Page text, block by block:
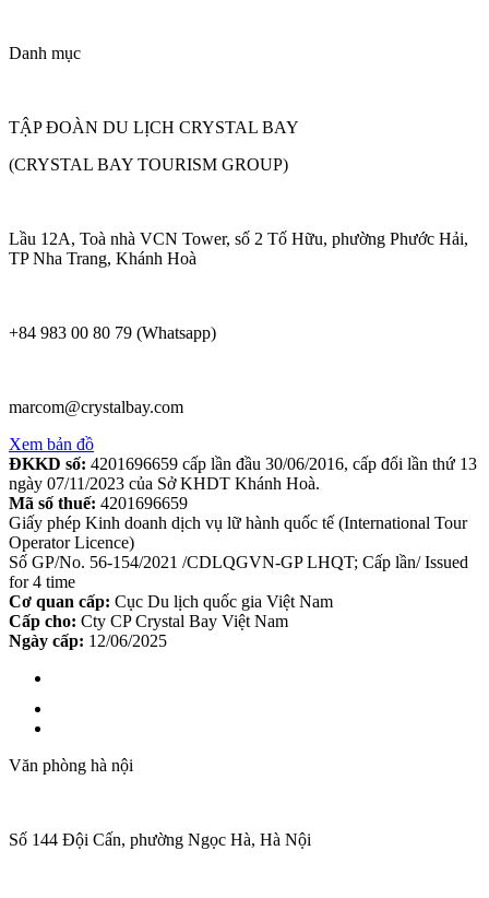
Danh mục
TẬP ĐOÀN DU LỊCH CRYSTAL BAY
(CRYSTAL BAY TOURISM GROUP)
Lầu 12A, Toà nhà VCN Tower, số 2 Tố Hữu, phường Phước Hải,
TP Nha Trang, Khánh Hoà
+84 983 00 80 79 (Whatsapp)
marcom@crystalbay.com
Xem bản đồ
ĐKKD số: 4201696659 cấp lần đầu 30/06/2016, cấp đổi lần thứ 13
ngày 07/11/2023 của Sở KHDT Khánh Hoà.
Mã số thuế: 4201696659
Giấy phép Kinh doanh dịch vụ lữ hành quốc tế (International Tour
Operator Licence)
Số GP/No. 56-154/2021 /CDLQGVN-GP LHQT; Cấp lần/ Issued
for 4 time
Cơ quan cấp: Cục Du lịch quốc gia Việt Nam
Cấp cho: Cty CP Crystal Bay Việt Nam
Ngày cấp: 12/06/2025
Văn phòng hà nội
Số 144 Đội Cấn, phường Ngọc Hà, Hà Nội